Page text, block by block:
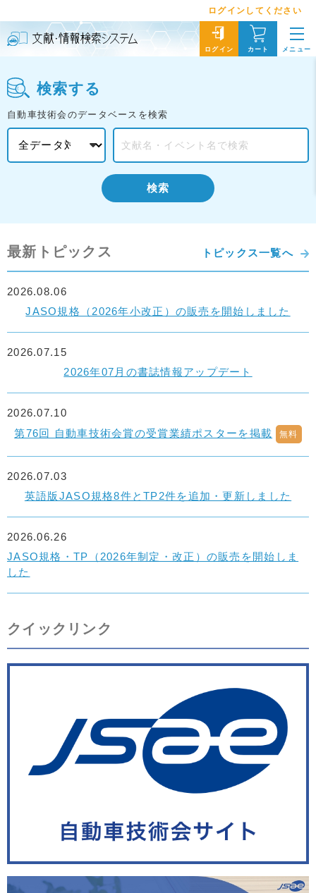
ログインしてください
ログイン カート メニュー
検索する
自動車技術会のデータベースを検索
検索
最新トピックス トピックス一覧へ
JASO規格（2026年小改正）の販売を開始しました
2026.08.06
2026年07月の書誌情報アップデート
2026.07.15
第76回 自動車技術会賞の受賞業績ポスターを掲載 無料
2026.07.10
英語版JASO規格8件とTP2件を追加・更新しました
2026.07.03
JASO規格・TP（2026年制定・改正）の販売を開始しま
した
2026.06.26
クイックリンク